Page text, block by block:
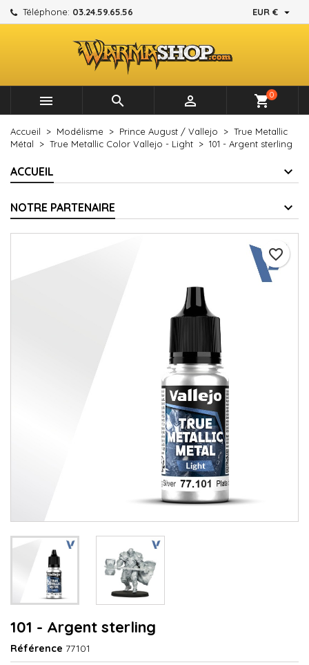
Téléphone: 03.24.59.65.56 EUR € 
   shopping_cart0
Accueil Modélisme Prince August / Vallejo
True Metallic
Métal
True Metallic Color Vallejo - Light 101 - Argent sterling
ACCUEIL
NOTRE PARTENAIRE
101 - Argent sterling
Référence 77101
favorite_border
Mes listes d'envies ×
Créer une nouvelle liste
Créer une liste d'envies ×
Nom de la liste d'envies
Annuler Créer une liste d'envies
Connexion ×
Vous devez être connecté pour ajouter des produits à
votre liste d'envies.